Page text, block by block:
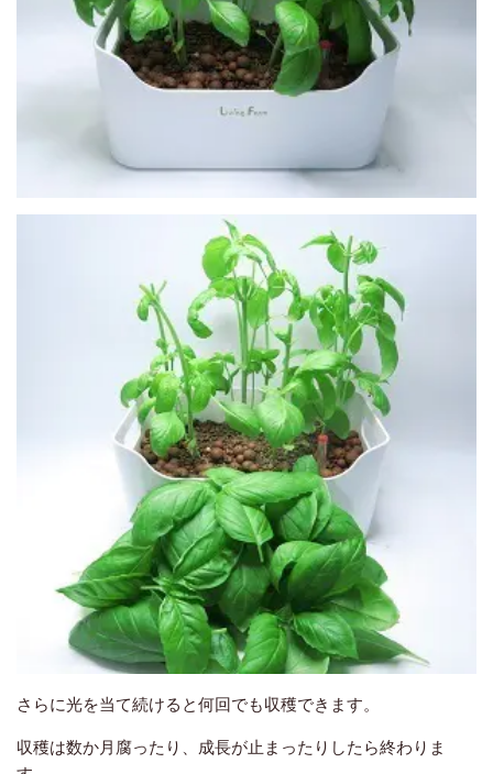
さらに光を当て続けると何回でも収穫できます。
収穫は数か月腐ったり、成長が止まったりしたら終わりま